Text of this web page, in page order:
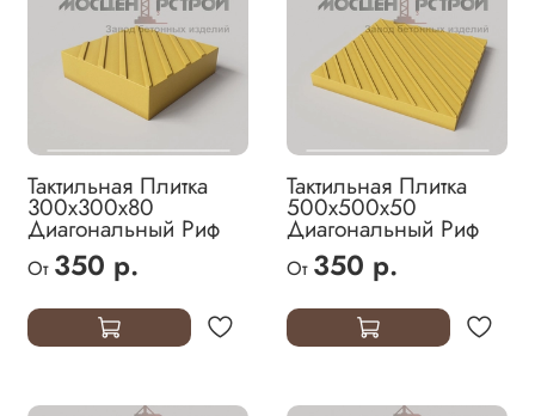
Тактильная Плитка
300х300х80
Диагональный Риф
От 350 р.
Тактильная Плитка
500х500х50
Диагональный Риф
От 350 р.